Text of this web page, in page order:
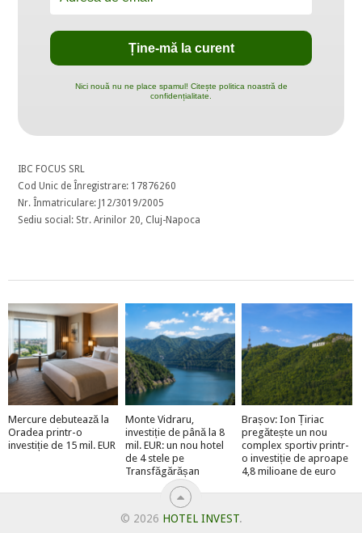
Nici nouă nu ne place spamul! Citește politica noastră de
confidențialitate.
IBC FOCUS SRL
Cod Unic de Înregistrare: 17876260
Nr. Înmatriculare: J12/3019/2005
Sediu social: Str. Arinilor 20, Cluj-Napoca
Mercure debutează la
Oradea printr-o
investiție de 15 mil. EUR
Monte Vidraru,
investiție de până la 8
mil. EUR: un nou hotel
de 4 stele pe
Transfăgărășan
Brașov: Ion Țiriac
pregătește un nou
complex sportiv printr-
o investiție de aproape
4,8 milioane de euro
© 2026 HOTEL INVEST.